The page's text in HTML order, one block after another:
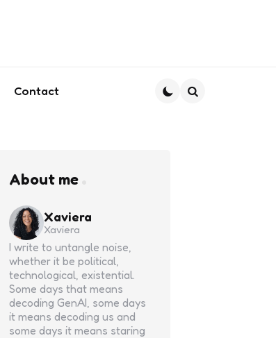
Contact
About me
Xaviera
Xaviera
I write to untangle noise,
whether it be political,
technological, existential.
Some days that means
decoding GenAI, some days
it means decoding us and
some days it means staring